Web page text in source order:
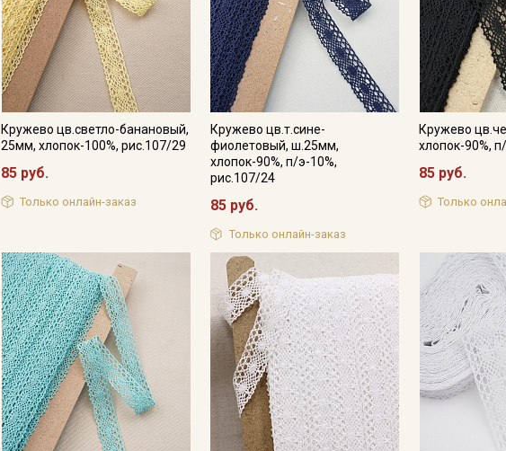
Кружево цв.светло-банановый,
25мм, хлопок-100%, рис.107/29
85 руб.
Только онлайн-заказ
Кружево цв.т.сине-
фиолетовый, ш.25мм,
хлопок-90%, п/э-10%,
рис.107/24
85 руб.
Только онлайн-заказ
Кружево
хлопок-90%,
85 руб.
Только
Секретная рассылка от
Купава
Мы публикуем здесь дополнительные
промокоды и скидки до 30% на узкие
категории тканей
Электронная почта